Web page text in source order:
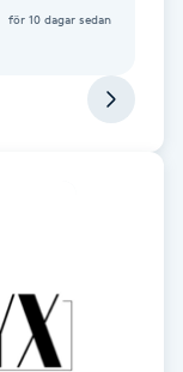
för 10 dagar sedan